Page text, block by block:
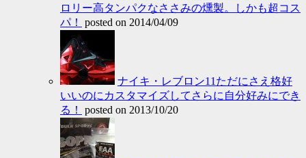
ロリー高タンパクなささみの燻製。しかも超コス
パ！
posted on 2014/04/09
ナイキ・レブロン11ただにさえ格好
いいのにカスタマイズしてさらに自分好みにでき
る！
posted on 2013/10/20